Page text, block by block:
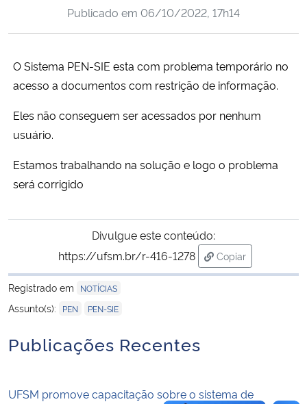
Ministério da Cidadania
Ministério de Minas e Energia
Ministério da Ciência, Tecnologia, Inovações e Comunicações
Ministério do Turismo
Ministério do Desenvolvimento Regional
Controladoria-Geral da União
Secretaria-Geral
Publicado em 06/10/2022, 17h14
O Sistema PEN-SIE esta com problema temporário no
acesso a documentos com restrição de informação.
Eles não conseguem ser acessados por nenhum
usuário.
Estamos trabalhando na solução e logo o problema
será corrigido
Divulgue este conteúdo:
https://ufsm.br/r-416-1278
Copiar
para área de
Registrado em
NOTÍCIAS
Assunto(s): PEN PEN-SIE
Publicações Recentes
UFSM promove capacitação sobre o sistema de